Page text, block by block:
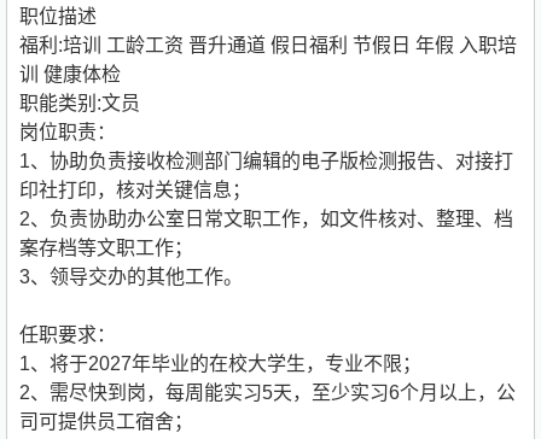
职位描述
福利:培训 工龄工资 晋升通道 假日福利 节假日 年假 入职培
训 健康体检
职能类别:文员
岗位职责：
1、协助负责接收检测部门编辑的电子版检测报告、对接打
印社打印，核对关键信息；
2、负责协助办公室日常文职工作，如文件核对、整理、档
案存档等文职工作；
3、领导交办的其他工作。
任职要求：
1、将于2027年毕业的在校大学生，专业不限；
2、需尽快到岗，每周能实习5天，至少实习6个月以上，公
司可提供员工宿舍；